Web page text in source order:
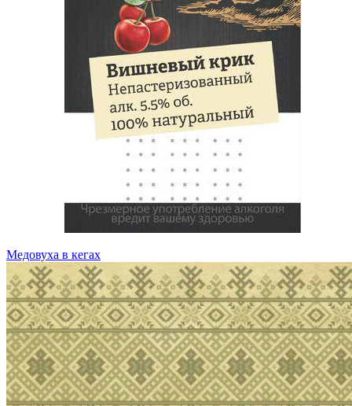
Медовуха в кегах